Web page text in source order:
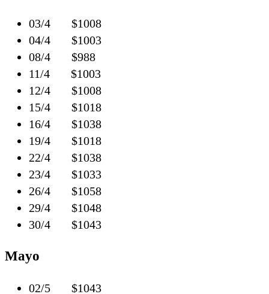
03/4 $1008
04/4 $1003
08/4 $988
11/4 $1003
12/4 $1008
15/4 $1018
16/4 $1038
19/4 $1018
22/4 $1038
23/4 $1033
26/4 $1058
29/4 $1048
30/4 $1043
Mayo
02/5 $1043